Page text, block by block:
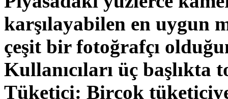
karşılayabilen en uygun
çeşit bir fotoğrafçı
Kullanıcıları üç
Tüketici: Birçok